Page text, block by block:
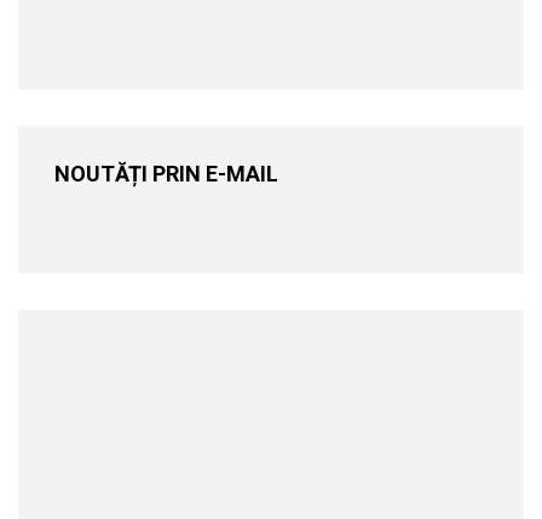
NOUTĂȚI PRIN E-MAIL